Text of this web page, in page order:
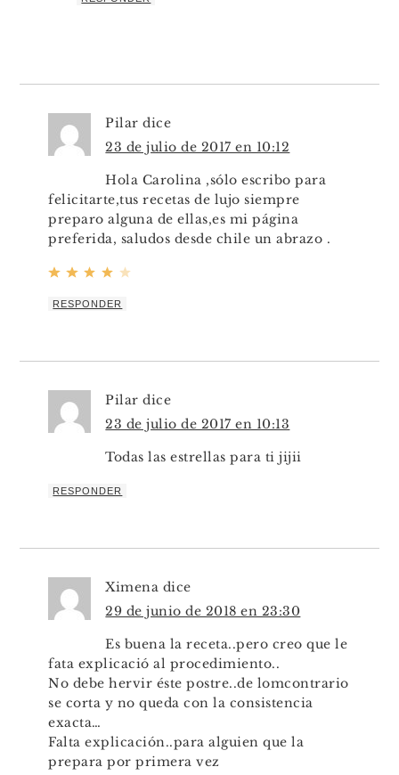
Pilar dice
23 de julio de 2017 en 10:12
Hola Carolina ,sólo escribo para
felicitarte,tus recetas de lujo siempre
preparo alguna de ellas,es mi página
preferida, saludos desde chile un abrazo .
RESPONDER
Pilar dice
23 de julio de 2017 en 10:13
Todas las estrellas para ti jijii
RESPONDER
Ximena dice
29 de junio de 2018 en 23:30
Es buena la receta..pero creo que le
fata explicació al procedimiento..
No debe hervir éste postre..de lomcontrario
se corta y no queda con la consistencia
exacta…
Falta explicación..para alguien que la
prepara por primera vez